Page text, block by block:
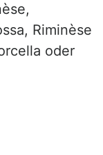
Riminèse
oder